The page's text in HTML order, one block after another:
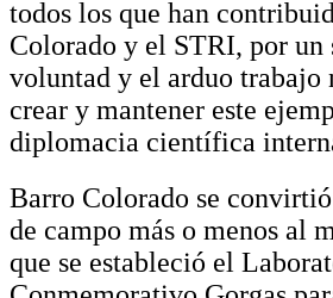
todos los que han
Colorado y el STRI, por un
voluntad y el arduo trabajo
crear y mantener este
diplomacia científica
Barro Colorado se
de campo más o menos al
que se estableció el